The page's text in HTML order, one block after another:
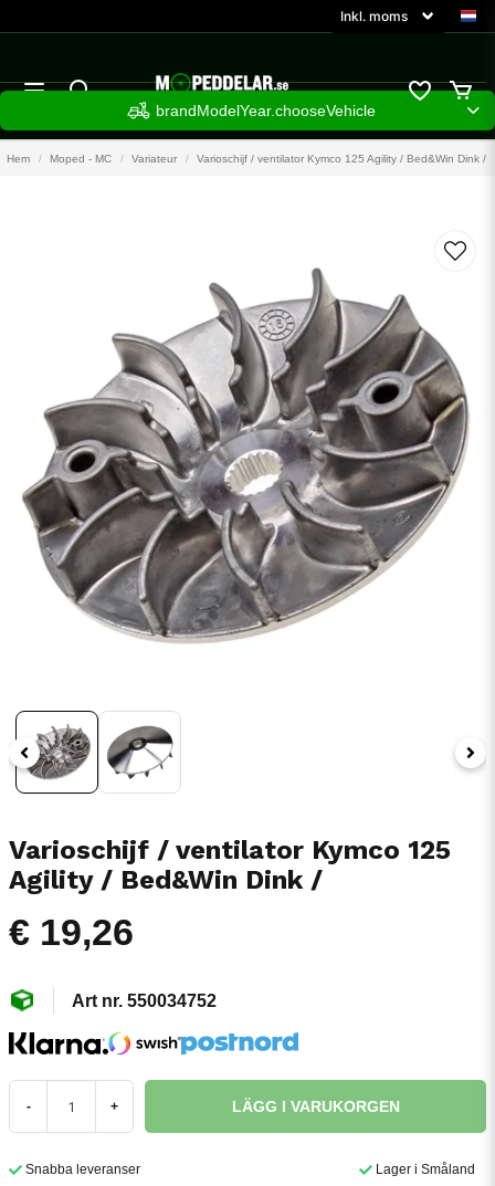
brandModelYear.chooseVehicle
Hem Moped - MC Variateur Varioschijf / ventilator Kymco 125 Agility / Bed&Win Dink /
Varioschijf / ventilator Kymco 125
Agility / Bed&Win Dink /
€ 19,26
550034752
- + LÄGG I VARUKORGEN
Snabba leveranser Lager i Småland